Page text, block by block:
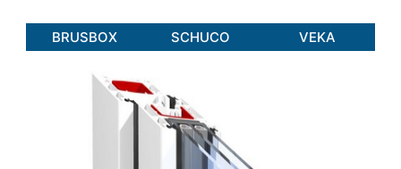
BRUSBOX SCHUCO VEKA